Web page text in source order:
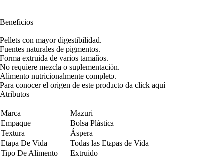
Beneficios
Pellets con mayor digestibilidad.
Fuentes naturales de pigmentos.
Forma extruida de varios tamaños.
No requiere mezcla o suplementación.
Alimento nutricionalmente completo.
Para conocer el origen de este producto da click aquí
Atributos
Marca
Mazuri
Empaque
Bolsa Plástica
Textura
Áspera
Etapa De Vida
Todas las Etapas de Vida
Tipo De Alimento
Extruido